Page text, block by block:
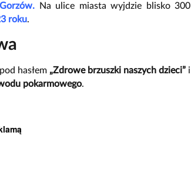
Na ulice miasta wyjdzie blisko 300
roku.
hasłem „Zdrowe brzuszki naszych dzieci” i
pokarmowego.